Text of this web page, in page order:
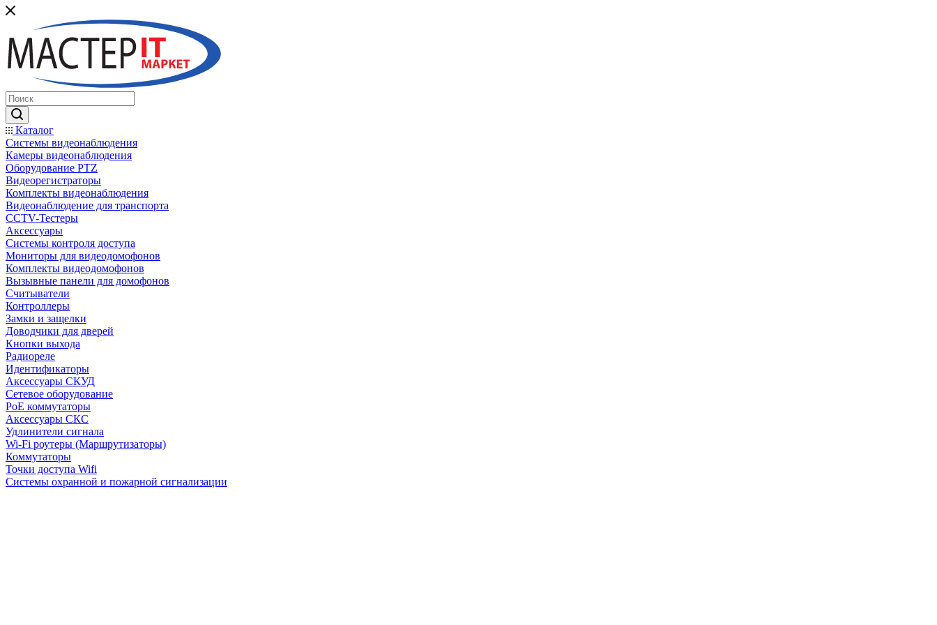
Каталог
Системы видеонаблюдения
Камеры видеонаблюдения
Оборудование PTZ
Видеорегистраторы
Комплекты видеонаблюдения
Видеонаблюдение для транспорта
CCTV-Тестеры
Аксессуары
Системы контроля доступа
Мониторы для видеодомофонов
Комплекты видеодомофонов
Вызывные панели для домофонов
Считыватели
Контроллеры
Замки и защелки
Доводчики для дверей
Кнопки выхода
Радиореле
Идентификаторы
Аксессуары СКУД
Сетевое оборудование
PoE коммутаторы
Аксессуары СКС
Удлинители сигнала
Wi-Fi роутеры (Маршрутизаторы)
Коммутаторы
Точки доступа Wifi
Системы охранной и пожарной сигнализации